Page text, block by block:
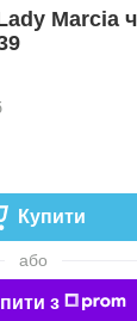
Marcia
Купити
або
з